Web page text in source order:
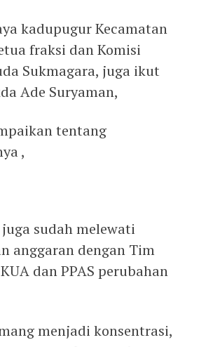
kadupugur Kecamatan
fraksi dan Komisi
Sukmagara, juga ikut
Ade Suryaman,
tentang
,
sudah melewati
anggaran dengan Tim
dan PPAS perubahan
menjadi konsentrasi,